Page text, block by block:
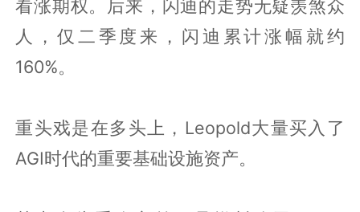
看涨期权。后来，闪迪的走势无疑羡煞众
人，仅二季度来，闪迪累计涨幅就约
160%。
重头戏是在多头上，Leopold大量买入了
AGI时代的重要基础设施资产。